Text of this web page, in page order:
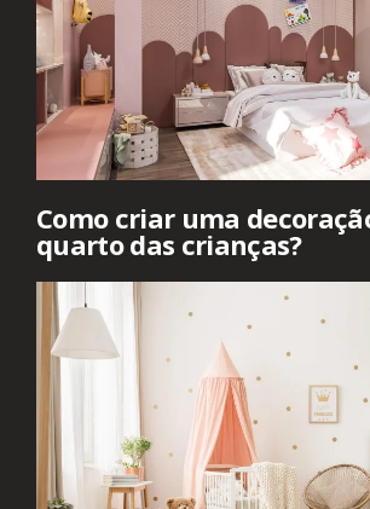
Como criar uma
quarto das crianças?